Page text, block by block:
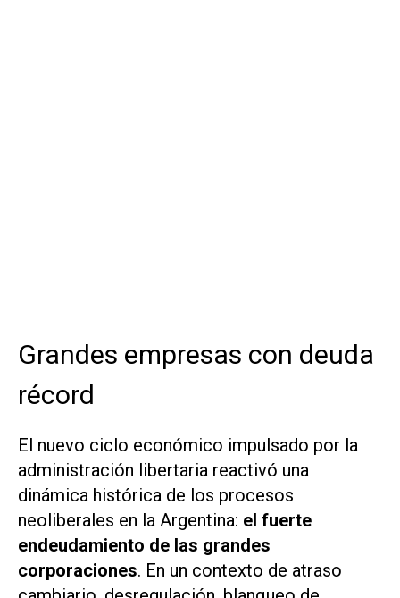
Grandes empresas con deuda
récord
El nuevo ciclo económico impulsado por la
administración libertaria reactivó una
dinámica histórica de los procesos
neoliberales en la Argentina: el fuerte
endeudamiento de las grandes
corporaciones. En un contexto de atraso